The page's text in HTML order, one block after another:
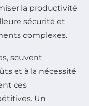
la productivité
sécurité et
complexes.
souvent
et à la nécessité
ces
Un